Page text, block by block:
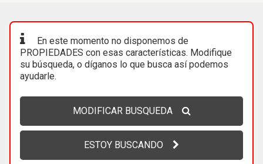
En este momento no disponemos de
PROPIEDADES con esas características. Modifique
su búsqueda, o díganos lo que busca así podemos
ayudarle.
MODIFICAR BUSQUEDA
ESTOY BUSCANDO